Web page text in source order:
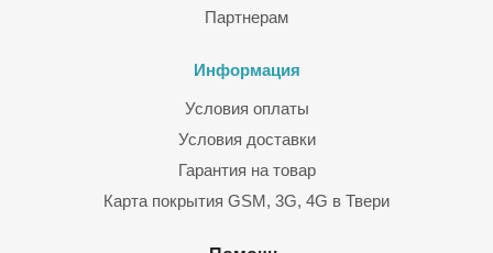
репитеры 2G, 3G, 4G (LTE), так и USB-модемы (и роутеры с
заказать монтаж, настройку. Цены — доступные,
производителя тоже предусмотрена).
Партнерам
Информация
Условия оплаты
Условия доставки
Гарантия на товар
Карта покрытия GSM, 3G, 4G в Твери